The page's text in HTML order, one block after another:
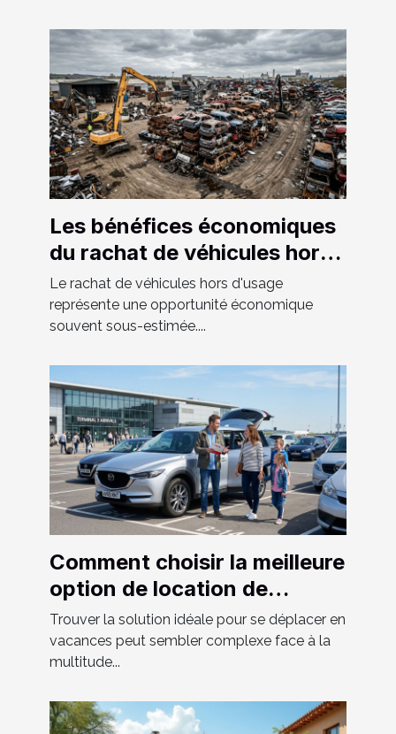
Les bénéfices économiques
du rachat de véhicules hors
d'usage
Le rachat de véhicules hors d'usage
représente une opportunité économique
souvent sous-estimée....
Comment choisir la meilleure
option de location de
véhicule pour vos vacances
?
Trouver la solution idéale pour se déplacer en
vacances peut sembler complexe face à la
multitude...